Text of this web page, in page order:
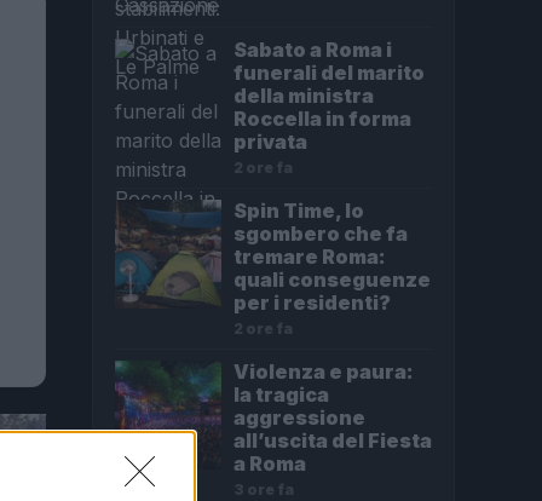
Sabato a Roma i
funerali del marito
della ministra
Roccella in forma
privata
2 ore fa
Spin Time, lo
sgombero che fa
tremare Roma:
quali conseguenze
per i residenti?
2 ore fa
Violenza e paura:
la tragica
aggressione
all’uscita del Fiesta
a Roma
3 ore fa